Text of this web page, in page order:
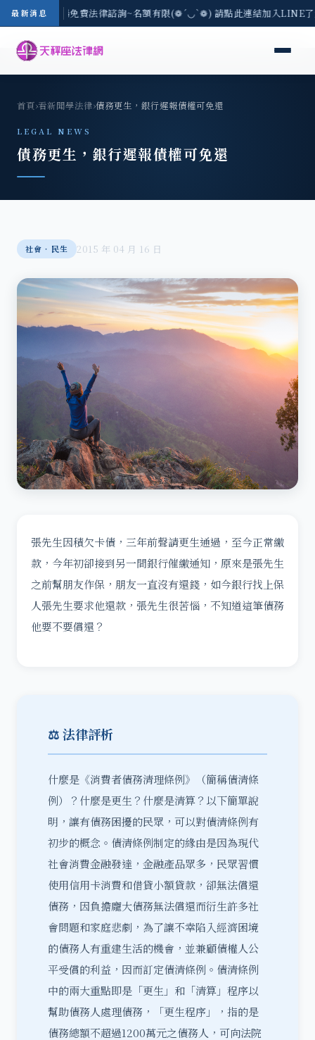
最新消息
-8/3(一) 現場免費法律諮詢~名額有限(❁´◡`❁) 請點此連結加入LINE
首頁›看新聞學法律›債務更生，銀行遲報債權可免還
LEGAL NEWS
債務更生，銀行遲報債權可免還
社會‧民生 2015 年 04 月 16 日
張先生因積欠卡債，三年前聲請更生通過，至今正常繳
款，今年初卻接到另一間銀行催繳通知，原來是張先生
之前幫朋友作保，朋友一直沒有還錢，如今銀行找上保
人張先生要求他還款，張先生很苦惱，不知道這筆債務
他要不要償還？
⚖️ 法律評析
什麼是 《消費者債務清理條例》（簡稱債清條
例）
？什麼是更生？什麼是清算？以下簡單說
明，讓有債務困擾的民眾，可以對債清條例有
初步的概念。債清條例制定的緣由是因為現代
社會消費金融發達，金融產品眾多，民眾習慣
使用信用卡消費和借貸小額貸款，卻無法償還
債務，因負擔龐大債務無法償還而衍生許多社
會問題和家庭悲劇，為了讓不幸陷入經濟困境
的債務人有重建生活的機會，並兼顧債權人公
平受償的利益，因而訂定債清條例。債清條例
中的兩大重點即是「更生」和「清算」程序以
幫助債務人處理債務，「更生程序」，指的是
債務總額不超過1200萬元之債務人，可向法院